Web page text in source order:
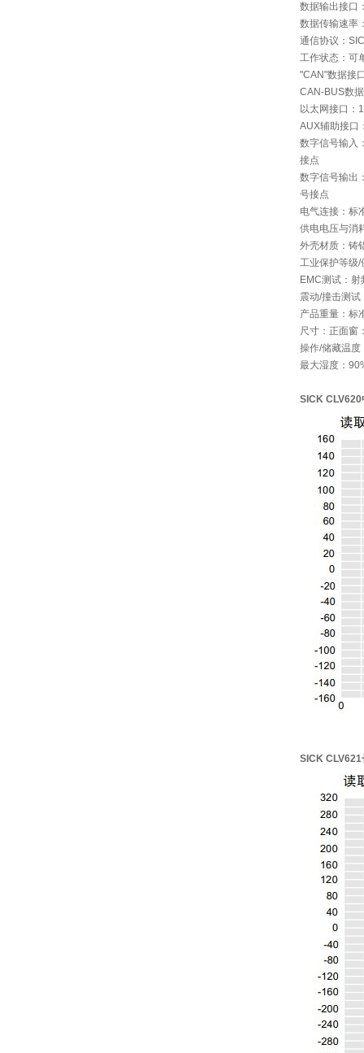
数据输出接口
数据传输速率
通信协议：
工作状态：可
"CAN"数据接
CAN-BUS数
以太网接口：
AUX辅助接口
数字信号输入
接点
数字信号输出
号接点
电气连接：标
供电电压与消
外壳材质：铸
工业保护等级
EMC测试：
震动/撞击测
产品重量：标
尺寸：正面窗
操作/储藏温
最大湿度：
SICK CLV620
SICK CLV621